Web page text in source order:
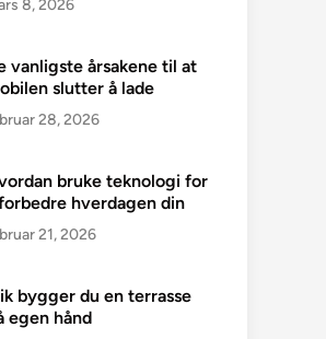
8, 2026
vanligste årsakene til at
slutter å lade
28, 2026
bruke teknologi for
hverdagen din
21, 2026
bygger du en terrasse
egen hånd